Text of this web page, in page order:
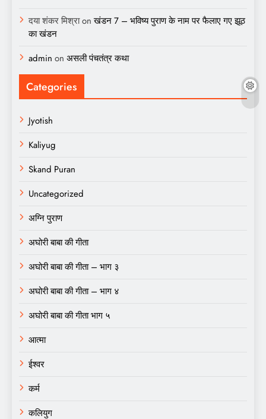
दया शंकर मिश्राonखंडन 7 – भविष्य पुराण के नाम पर फैलाए गए झूठ
का खंडन
admin on असली पंचतंत्र कथा
Categories
Jyotish
Kaliyug
Skand Puran
Uncategorized
अग्नि पुराण
अघोरी बाबा की गीता
अघोरी बाबा की गीता – भाग ३
अघोरी बाबा की गीता – भाग ४
अघोरी बाबा की गीता भाग ५
आत्मा
ईश्वर
कर्म
कलियुग